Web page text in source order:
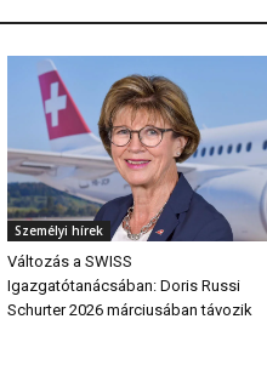
Személyi hírek
Változás a SWISS
Igazgatótanácsában: Doris Russi
Schurter 2026 márciusában távozik